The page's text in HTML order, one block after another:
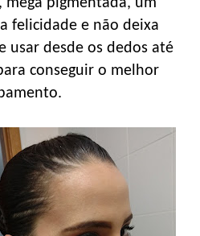
felicidade e não deixa
usar desde os dedos até
conseguir o melhor